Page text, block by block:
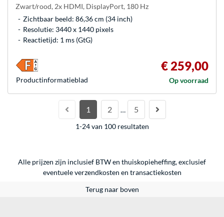
Zwart/rood, 2x HDMI, DisplayPort, 180 Hz
Zichtbaar beeld: 86,36 cm (34 inch)
Resolutie: 3440 x 1440 pixels
Reactietijd: 1 ms (GtG)
€ 259,00
Op voorraad
Product­informatieblad
1 2 … 5
1-24 van 100 resultaten
Alle prijzen zijn inclusief BTW en thuiskopieheffing, exclusief
eventueleverzendkosten en transactiekosten
Terug naar boven